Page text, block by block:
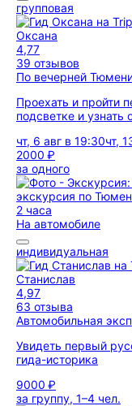
групповая
Оксана
4,77
39 отзывов
По вечерней
Проехать и пройти
подсветке и
чт, 6 авг в 19:30чт,
2000 ₽
за одного
2 часа
На автомобиле
индивидуальная
Станислав
4,97
63 отзыва
Автомобильная
Увидеть первый
гида-историка
9000 ₽
за группу, 1–4 чел.